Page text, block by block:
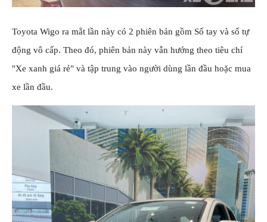
Toyota Wigo ra mắt lần này có 2 phiên bản gồm Số tay và số tự
động vô cấp. Theo đó, phiên bản này vẫn hướng theo tiêu chí
"Xe xanh giá rẻ" và tập trung vào người dùng lần đầu hoặc mua
xe lần đầu.